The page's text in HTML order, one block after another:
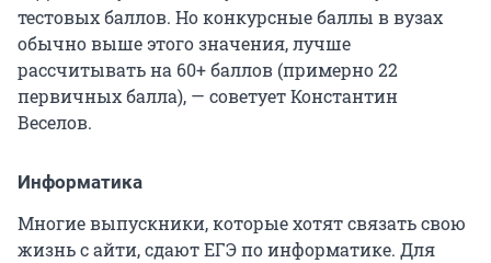
тестовых баллов. Но конкурсные баллы в вузах
обычно выше этого значения, лучше
рассчитывать на 60+ баллов (примерно 22
первичных балла), — советует Константин
Веселов.
Информатика
Многие выпускники, которые хотят связать свою
жизнь с айти, сдают ЕГЭ по информатике. Для